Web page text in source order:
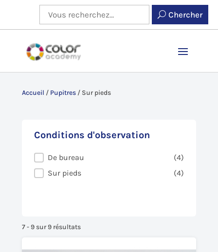
Chercher
Accueil / Pupitres/ Sur pieds
Conditions d'observation
Conditions d'observation
De bureau
(4)
Sur pieds
(4)
7 - 9 sur 9 résultats